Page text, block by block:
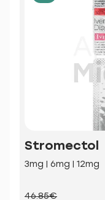
Stromectol
3mg | 6mg | 12mg
46.85€